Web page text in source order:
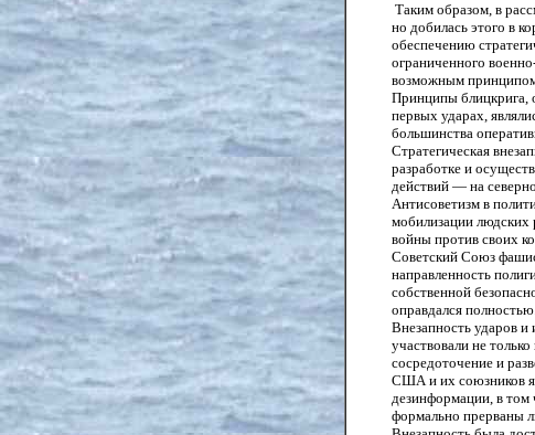
Таким образом, в
но добилась этого в
обеспечению
ограниченного
возможным принципом
Принципы блицкрига,
первых ударах,
большинства
Стратегическая
разработке и
действий — на
Антисоветизм в
мобилизации людских
войны против своих
Советский Союз
направленность
собственной
оправдался
Внезапность ударов и
участвовали не
сосредоточение и
США и их союзников
дезинформации, в том
формально прерваны